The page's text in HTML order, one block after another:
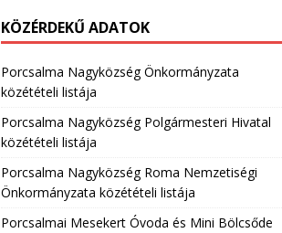
KÖZÉRDEKŰ ADATOK
Porcsalma Nagyközség Önkormányzata
közétételi listája
Porcsalma Nagyközség Polgármesteri Hivatal
közétételi listája
Porcsalma Nagyközség Roma Nemzetiségi
Önkormányzata közétételi listája
Porcsalmai Mesekert Óvoda és Mini Bölcsőde